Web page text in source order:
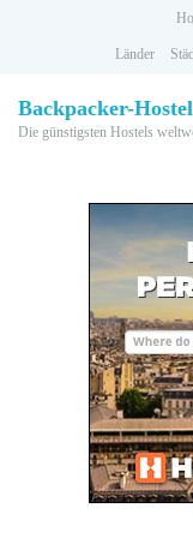
Länder
Backpacker-
Die günstigsten Hostels